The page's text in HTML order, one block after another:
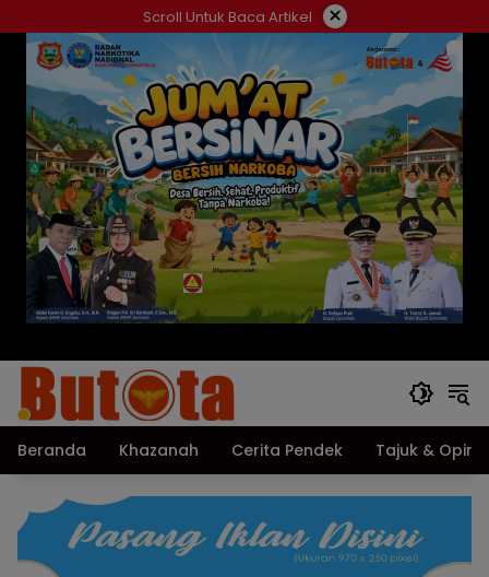
ke
konten
Scroll Untuk Baca Artikel ×
Beranda Khazanah Cerita Pendek Tajuk & Opini